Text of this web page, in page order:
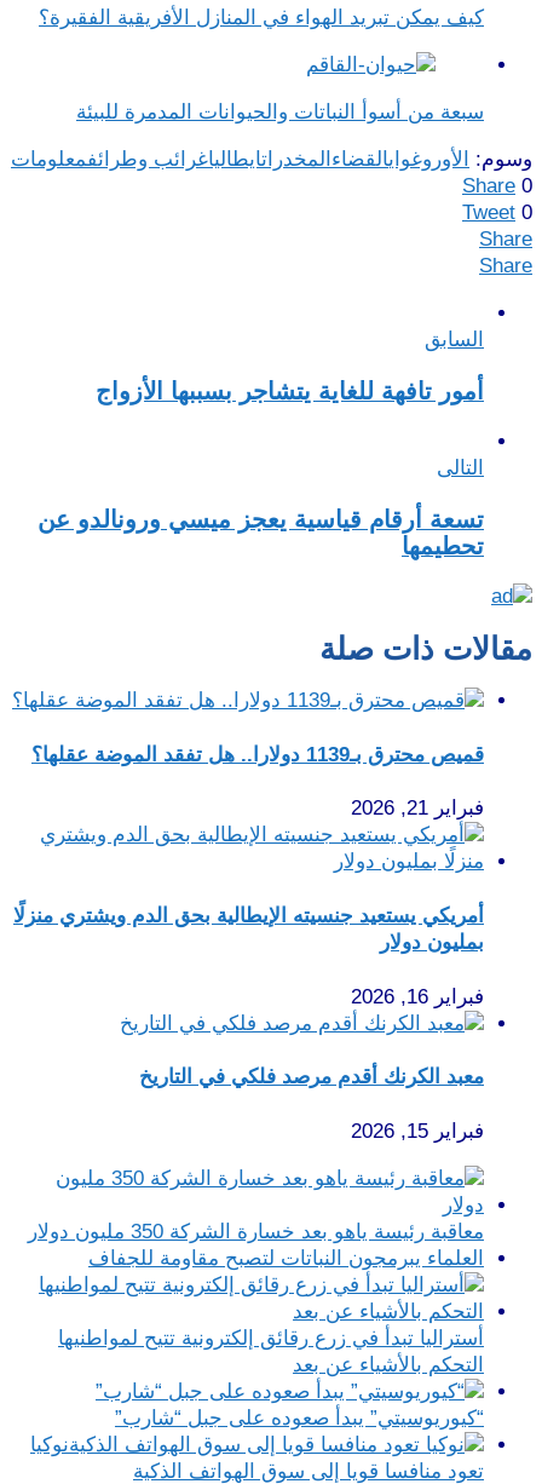
كيف يمكن تبريد الهواء في المنازل الأفريقية الفقيرة؟
سبعة من أسوأ النباتات والحيوانات المدمرة للبيئة
وسوم: الأوروغوايالقضاء المخدراتايطالياغرائب وطرائفمعلومات
Share 0
Tweet 0
Share
Share
السابق
أمور تافهة للغاية يتشاجر بسببها الأزواج
التالى
تسعة أرقام قياسية يعجز ميسي ورونالدو عن
تحطيمها
مقالات ذات صلة
قميص محترق بـ1139 دولارا.. هل تفقد الموضة عقلها؟
فبراير 21, 2026
أمريكي يستعيد جنسيته الإيطالية بحق الدم ويشتري منزلًا
بمليون دولار
فبراير 16, 2026
معبد الكرنك أقدم مرصد فلكي في التاريخ
فبراير 15, 2026
معاقبة رئيسة ياهو بعد خسارة الشركة 350 مليون دولار
العلماء يبرمجون النباتات لتصبح مقاومة للجفاف
أستراليا تبدأ في زرع رقائق إلكترونية تتيح لمواطنيها
التحكم بالأشياء عن بعد
“كيوريوسيتي” يبدأ صعوده على جبل “شارب”
نوكيا
تعود منافسا قويا إلى سوق الهواتف الذكية